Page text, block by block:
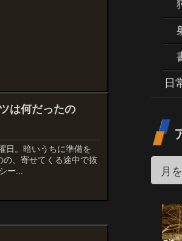
は何だったの
日。暗いうちに準備を
、寄せてくる途中で抜
ー...
日